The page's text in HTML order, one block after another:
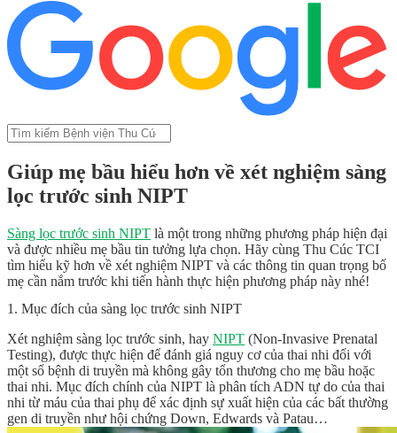
Giúp mẹ bầu hiểu hơn về xét nghiệm sàng
lọc trước sinh NIPT
Sàng lọc trước sinh NIPT là một trong những phương pháp hiện đại
và được nhiều mẹ bầu tin tưởng lựa chọn. Hãy cùng Thu Cúc TCI
tìm hiểu kỹ hơn về xét nghiệm NIPT và các thông tin quan trọng bố
mẹ cần nắm trước khi tiến hành thực hiện phương pháp này nhé!
1. Mục đích của sàng lọc trước sinh NIPT
Xét nghiệm sàng lọc trước sinh, hay NIPT (Non-Invasive Prenatal
Testing), được thực hiện để đánh giá nguy cơ của thai nhi đối với
một số bệnh di truyền mà không gây tổn thương cho mẹ bầu hoặc
thai nhi. Mục đích chính của NIPT là phân tích ADN tự do của thai
nhi từ máu của thai phụ để xác định sự xuất hiện của các bất thường
gen di truyền như hội chứng Down, Edwards và Patau…